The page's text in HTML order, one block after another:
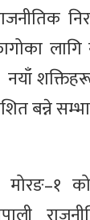
लागि
बन्ने